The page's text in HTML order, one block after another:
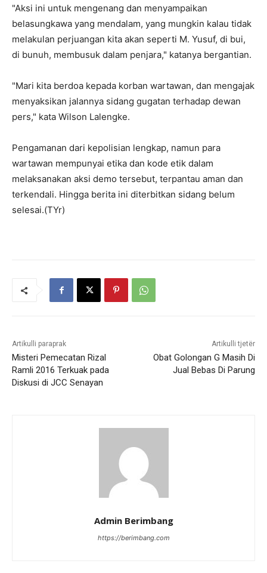
"Aksi ini untuk mengenang dan menyampaikan
belasungkawa yang mendalam, yang mungkin kalau tidak
melakulan perjuangan kita akan seperti M. Yusuf, di bui,
di bunuh, membusuk dalam penjara," katanya bergantian.
"Mari kita berdoa kepada korban wartawan, dan mengajak
menyaksikan jalannya sidang gugatan terhadap dewan
pers," kata Wilson Lalengke.
Pengamanan dari kepolisian lengkap, namun para
wartawan mempunyai etika dan kode etik dalam
melaksanakan aksi demo tersebut, terpantau aman dan
terkendali. Hingga berita ini diterbitkan sidang belum
selesai.(TYr)
Artikulli paraprak
Misteri Pemecatan Rizal
Ramli 2016 Terkuak pada
Diskusi di JCC Senayan
Artikulli tjetër
Obat Golongan G Masih Di
Jual Bebas Di Parung
Admin Berimbang
https://berimbang.com